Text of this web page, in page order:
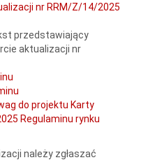
nr RRM/Z/14/2025
przedstawiający
aktualizacji nr
do projektu Karty
Regulaminu rynku
należy zgłaszać